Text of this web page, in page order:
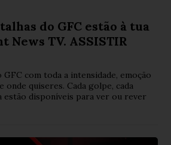
do GFC estão à tua
News TV. ASSISTIR
com toda a intensidade, emoção
onde quiseres. Cada golpe, cada
estão disponíveis para ver ou rever